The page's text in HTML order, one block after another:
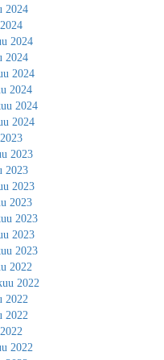
2024
2024
2024
2024
2024
2024
2024
2023
2023
2023
2023
2023
2023
2023
2022
2022
2022
2022
2022